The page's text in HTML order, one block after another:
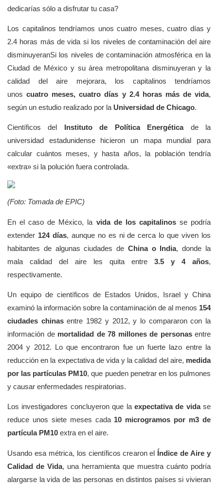
dedicarías sólo a disfrutar tu casa?
Los capitalinos tendríamos unos cuatro meses, cuatro días y
2.4 horas más de vida si los niveles de contaminación del aire
disminuyeranSi los niveles de contaminación atmosférica en la
Ciudad de México y su área metropolitana disminuyeran y la
calidad del aire mejorara, los capitalinos tendríamos
unos cuatro meses, cuatro días y 2.4 horas más de vida,
según un estudio realizado por la Universidad de Chicago.
Científicos del Instituto de Política Energéticade la
universidad estadunidense hicieron un mapa mundial para
calcular cuántos meses, y hasta años, la población tendría
«extra» si la polución fuera controlada.
(Foto: Tomada de EPIC)
En el caso de México, la vida de los capitalinosse podría
extender 124 días, aunque no es ni de cerca lo que viven los
habitantes de algunas ciudades de China o India, donde la
mala calidad del aire les quita entre 3.5 y 4 años,
respectivamente.
Un equipo de científicos de Estados Unidos, Israel y China
examinó la información sobre la contaminación de al menos 154
ciudades chinasentre 1982 y 2012, y lo compararon con la
información de mortalidad de 78 millones de personasentre
2004 y 2012. Lo que encontraron fue un fuerte lazo entre la
reducción en la expectativa de vida y la calidad del aire, medida
por las partículas PM10, que pueden penetrar en los pulmones
y causar enfermedades respiratorias.
Los investigadores concluyeron que laexpectativa de vidase
reduce unos siete meses cada 10 microgramos por m3 de
partícula PM10 extra en el aire.
Usando esa métrica, los científicos crearon el Índice de Aire y
Calidad de Vida, una herramienta que muestra cuánto podría
alargarse la vida de las personas en distintos países si vivieran